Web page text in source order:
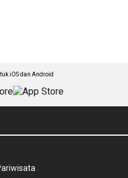
iOS dan Android